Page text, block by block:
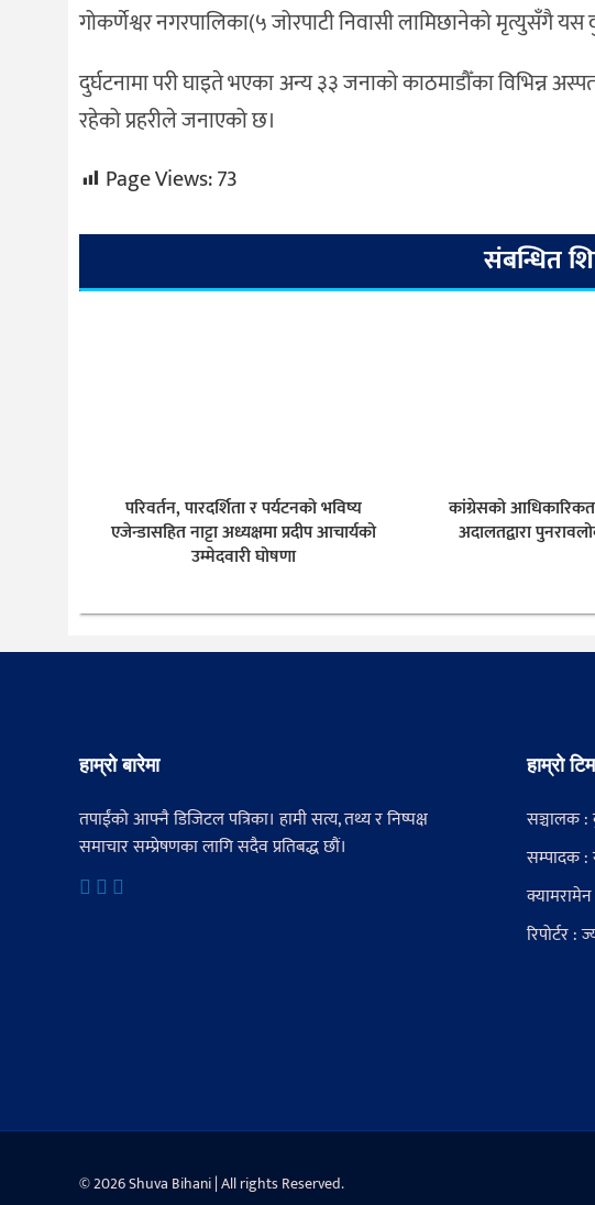
गोकर्णेश्वर नगरपालिका(५ जोरपाटी निवासी लामिछानेको मृत्युसँगै
दुर्घटनामा परी घाइते भएका अन्य ३३ जनाको काठमाडौँका विभिन्न
रहेको प्रहरीले जनाएको छ।
Page Views:73
संबन्धित
परिवर्तन, पारदर्शिता र पर्यटनको भविष्य
एजेन्डासहित नाट्टा अध्यक्षमा प्रदीप आचार्यको
उम्मेदवारी घोषणा
कांग्रेसको
अदालतद्वारा
हाम्रो बारेमा
तपाईंको आफ्नै डिजिटल पत्रिका। हामी सत्य, तथ्य र निष्पक्ष
समाचार सम्प्रेषणका लागि सदैव प्रतिबद्ध छौं।
हाम्रो टिम
सञ्चालक :
सम्पादक :
रिपोर्टर :
© 2026 Shuva Bihani | All rights Reserved.